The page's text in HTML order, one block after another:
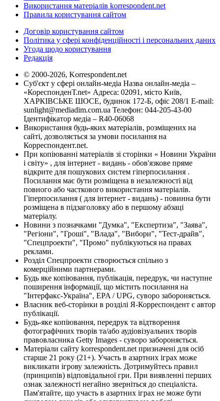
Використання матеріалів korrespondent.net
Правила користування сайтом
Договір користування сайтом
Політика у сфері конфіденційності і персональних даних
Угода щодо користування
Редакція
© 2000-2026, Korrespondent.net
Суб'єкт у сфері онлайн-медіа Назва онлайн-медіа –
«КореспонденТ.net» Адреса: 02091, місто Київ,
ХАРКІВСЬКЕ ШОСЕ, будинок 172-Б, офіс 208/1 E-mail:
sunlight@mediadim.com.ua Телефон: 044-205-43-00
Ідентифікатор медіа – R40-06068
Використання будь-яких матеріалів, розміщених на
сайті, дозволяється за умови посилання на
Корреспондент.net.
При копіюванні матеріалів зі сторінки « Новини України
і світу» , для інтернет - видань - обов'язкове пряме
відкрите для пошукових систем гіперпосилання .
Посилання має бути розміщена в незалежності від
повного або часткового використання матеріалів.
Гіперпосилання ( для інтернет - видань) - повинна бути
розміщена в підзаголовку або в першому абзаці
матеріалу.
Новини з позначками "Думка", "Експертиза", "Заява",
"Регіони", "Гроші", "Влада", "Вибори", "Тест-драйв",
"Спецпроекти", "Промо" публікуються на правах
реклами.
Розділ Спецпроекти створюється спільно з
комерційними партнерами.
Будь яке копіювання, публікація, передрук, чи наступне
поширення інформації, що містить посилання на
"Інтерфакс-Україна", EPA / UPG, суворо забороняється.
Власник веб-сторінки в розділі Я-Корреспондент є автор
публікації.
Будь-яке копіювання, передрук та відтворення
фотографічних творів та/або аудіовізуальних творів
правовласника Getty Images - суворо забороняється.
Матеріали сайту korrespondent.net призначені для осіб
старше 21 року (21+). Участь в азартних іграх може
викликати ігрову залежність. Дотримуйтесь правил
(принципів) відповідальної гри. При виявленні перших
ознак залежності негайно зверніться до спеціаліста.
Пам'ятайте, що участь в азартних іграх не може бути